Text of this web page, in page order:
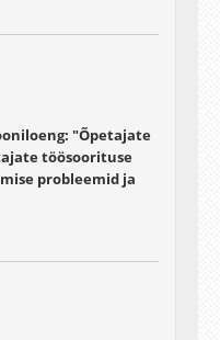
"Õpetajate
töösoorituse
probleemid ja